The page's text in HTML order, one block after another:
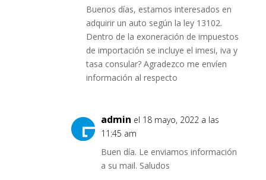
Buenos días, estamos interesados en
adquirir un auto según la ley 13102.
Dentro de la exoneración de impuestos
de importación se incluye el imesi, iva y
tasa consular? Agradezco me envíen
información al respecto
admin el 18 mayo, 2022 a las
11:45 am
Buen día. Le enviamos información
a su mail. Saludos